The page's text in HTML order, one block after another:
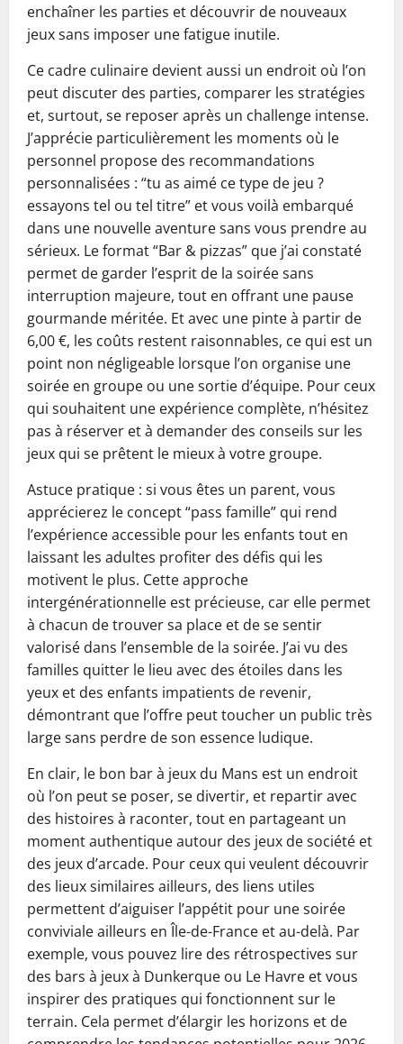
enchaîner les parties et découvrir de nouveaux
jeux sans imposer une fatigue inutile.
Ce cadre culinaire devient aussi un endroit où l’on
peut discuter des parties, comparer les stratégies
et, surtout, se reposer après un challenge intense.
J’apprécie particulièrement les moments où le
personnel propose des recommandations
personnalisées : “tu as aimé ce type de jeu ?
essayons tel ou tel titre” et vous voilà embarqué
dans une nouvelle aventure sans vous prendre au
sérieux. Le format “Bar & pizzas” que j’ai constaté
permet de garder l’esprit de la soirée sans
interruption majeure, tout en offrant une pause
gourmande méritée. Et avec une pinte à partir de
6,00 €, les coûts restent raisonnables, ce qui est un
point non négligeable lorsque l’on organise une
soirée en groupe ou une sortie d’équipe. Pour ceux
qui souhaitent une expérience complète, n’hésitez
pas à réserver et à demander des conseils sur les
jeux qui se prêtent le mieux à votre groupe.
Astuce pratique : si vous êtes un parent, vous
apprécierez le concept “pass famille” qui rend
l’expérience accessible pour les enfants tout en
laissant les adultes profiter des défis qui les
motivent le plus. Cette approche
intergénérationnelle est précieuse, car elle permet
à chacun de trouver sa place et de se sentir
valorisé dans l’ensemble de la soirée. J’ai vu des
familles quitter le lieu avec des étoiles dans les
yeux et des enfants impatients de revenir,
démontrant que l’offre peut toucher un public très
large sans perdre de son essence ludique.
En clair, le bon bar à jeux du Mans est un endroit
où l’on peut se poser, se divertir, et repartir avec
des histoires à raconter, tout en partageant un
moment authentique autour des jeux de société et
des jeux d’arcade. Pour ceux qui veulent découvrir
des lieux similaires ailleurs, des liens utiles
permettent d’aiguiser l’appétit pour une soirée
conviviale ailleurs en Île-de-France et au-delà. Par
exemple, vous pouvez lire des rétrospectives sur
des bars à jeux à Dunkerque ou Le Havre et vous
inspirer des pratiques qui fonctionnent sur le
terrain. Cela permet d’élargir les horizons et de